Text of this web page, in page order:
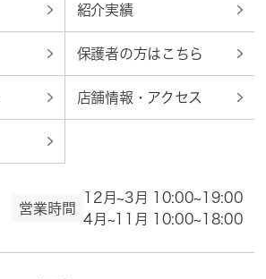
紹介実績
保護者の方はこちら
店舗情報・アクセス
営業時間
12月~3月 10:00~19:00
4月~11月 10:00~18:00